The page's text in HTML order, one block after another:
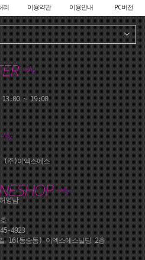
리 이용약관 이용안내 PC버전
~ 19:00
)이엑스에스
영남
4923
16(동숭동) 이엑스에스빌딩 2층